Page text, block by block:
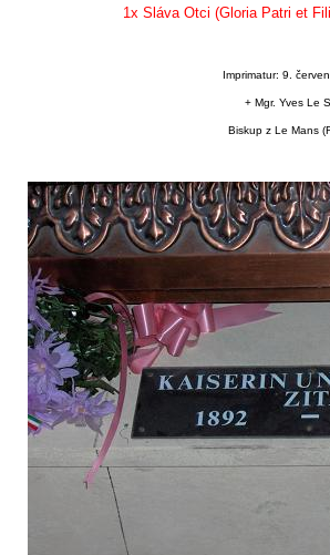
1x Sláva Otci (Gloria Patri et
Imprimatur: 9.
+ Mgr. Yves Le
Biskup z Le Mans